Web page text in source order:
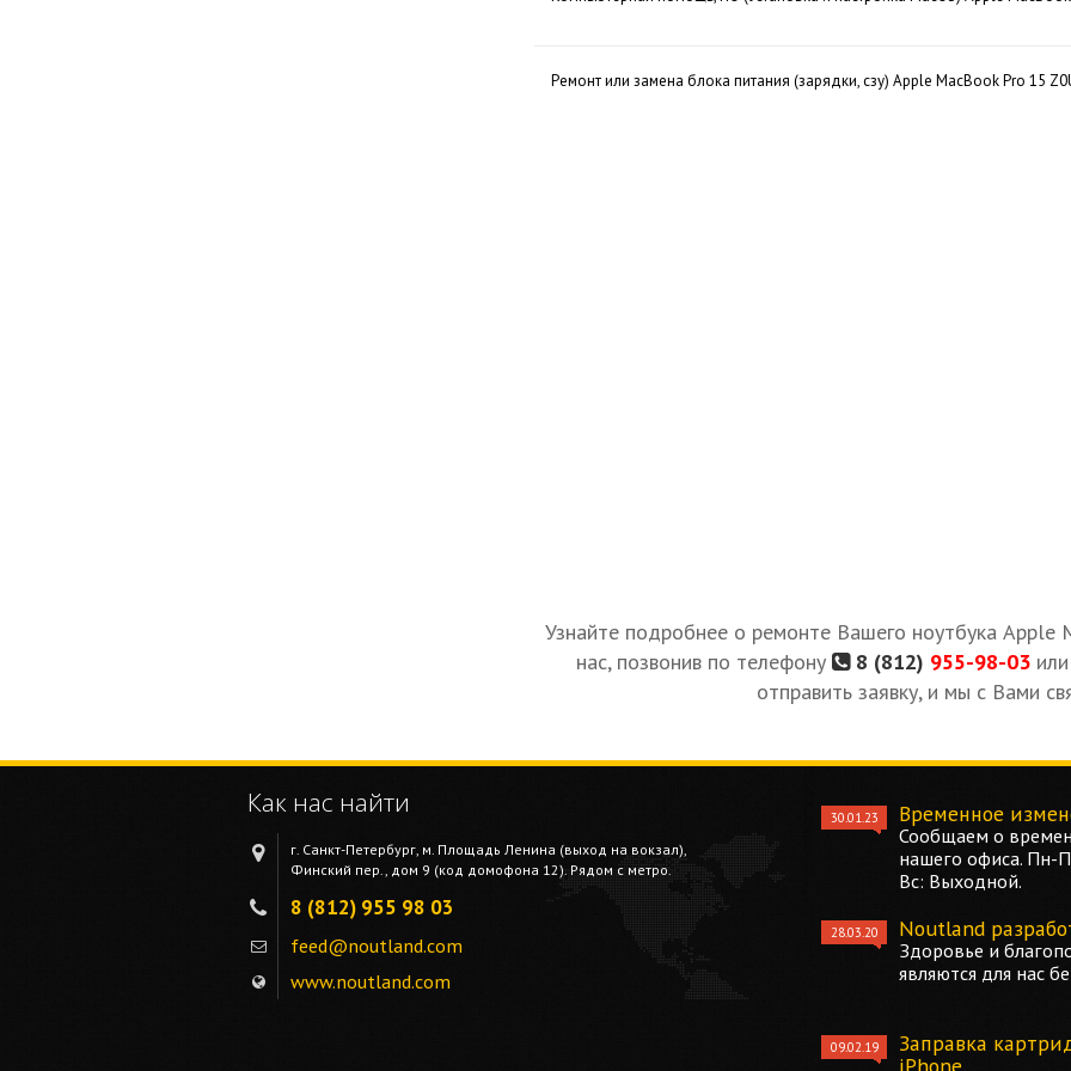
Ремонт или замена блока питания (зарядки, сзу) Apple MacBook Pro 15
Узнайте подробнее о ремонте Вашего ноутбука Apple
нас, позвонив по телефону
8 (812) 955-98-03
отправить заявку, и мы с Вами
Как нас найти
г. Санкт-Петербург, м. Площадь Ленина (выход на вокзал),
Финский пер., дом 9 (код домофона 12). Рядом с метро.
8 (812) 955 98 03
feed@noutland.com
www.noutland.com
30.01.23 Временное
Сообщаем о
нашего офиса. Пн-
Вс: Выходной.
28.03.20 Noutland
Здоровье и
являются для нас
09.02.19
Заправка